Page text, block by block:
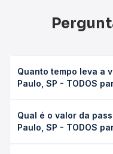
Quanto tempo leva a
Paulo, SP - TODOS
BA leva em média 38h
viação, o tipo de
Qual é o valor da
Paulo, SP - TODOS